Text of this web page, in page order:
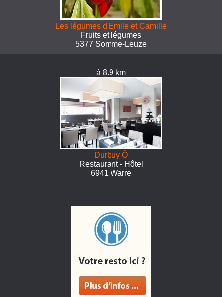
Les légumes d'Emile et Camille
Fruits et légumes
5377 Somme-Leuze
à 8.9 km
Durbuy Ô
Restaurant - Hôtel
6941 Warre